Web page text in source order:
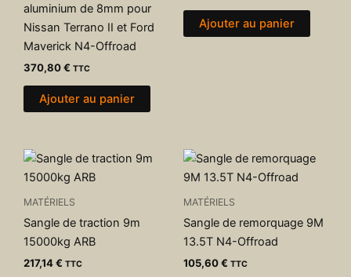
aluminium de 8mm pour
Nissan Terrano II et Ford
Maverick N4-Offroad
370,80€ TTC
Ajouter au panier
Ajouter au panier
MATÉRIELS
Sangle de traction 9m
15000kg ARB
217,14€ TTC
MATÉRIELS
Sangle de remorquage 9M
13.5T N4-Offroad
105,60€ TTC